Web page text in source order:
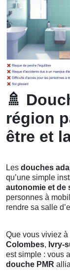
🚿
région
être et
Les douches
qu’une simple
autonomie et de
personnes à
rendre sa salle
Que vous viviez à
Colombes, Ivry-
est simple : vous
douche PMR